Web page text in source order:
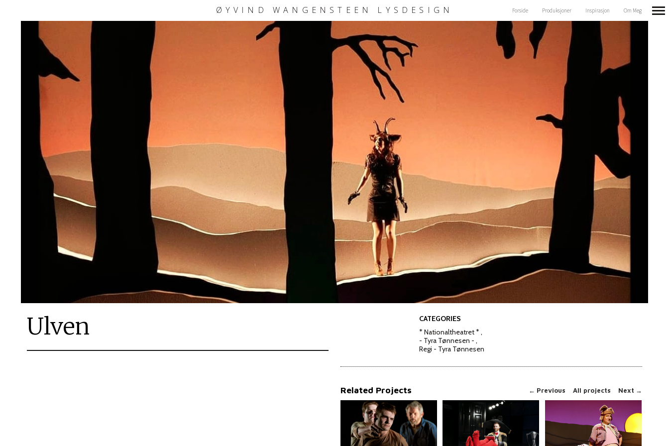
Primary
Navigation
ØYVIND WANGENSTEEN LYSDESIGN Forside Produksjoner Inspirasjon Om Meg
Ulven
CATEGORIES
* Nationaltheatret *
- Tyra Tønnesen -
Regi - Tyra Tønnesen
Related Projects ← Previous All projects Next →